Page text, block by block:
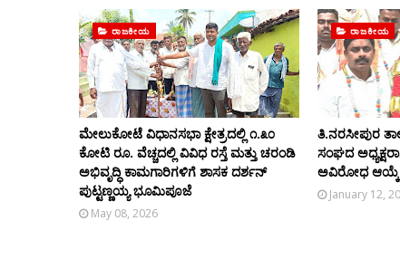
ರಾಜಕೀಯ
ಮೇಲುಕೋಟೆ ವಿಧಾನಸಭಾ ಕ್ಷೇತ್ರದಲ್ಲಿ ೧.೩೦
ಕೋಟಿ ರೂ. ವೆಚ್ಚದಲ್ಲಿ ವಿವಿಧ ರಸ್ತೆ ಮತ್ತು ಚರಂಡಿ
ಅಭಿವೃದ್ಧಿ ಕಾಮಗಾರಿಗಳಿಗೆ ಶಾಸಕ ದರ್ಶನ್
ಪುಟ್ಟಣ್ಣಯ್ಯ ಭೂಮಿಪೂಜೆ
May 08, 2026
ರಾಜಕೀಯ
ತಿ.ನರಸೀಪುರ
ಸಂಘದ
ಅವಿರೋಧ ಆಯ್ಕೆ
January 12,